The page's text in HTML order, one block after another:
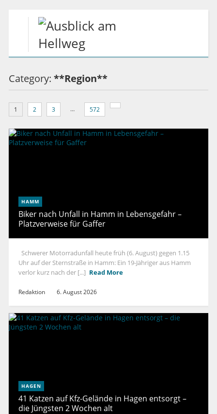
Category: **Region**
1 2 3 … 572
HAMM
Biker nach Unfall in Hamm in Lebensgefahr –
Platzverweise für Gaffer
Schwerer Motorradunfall heute früh (6. August) gegen 1.15
Uhr auf der Sternstraße in Hamm: Ein 19-Jähriger aus Hamm
verlor kurz nach der [...] Read More
Redaktion 6. August 2026
HAGEN
41 Katzen auf Kfz-Gelände in Hagen entsorgt –
die Jüngsten 2 Wochen alt